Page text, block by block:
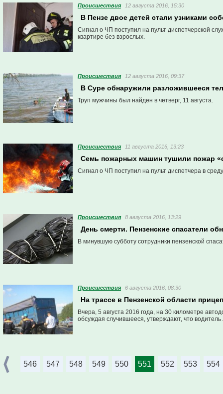
Проиcшествия 12 августа 2016, 15:30
В Пензе двое детей стали узниками
Сигнал о ЧП поступил на пульт диспетчерской
квартире без взрослых.
Проиcшествия 12 августа 2016, 09:37
В Суре обнаружили разложившееся
Труп мужчины был найден в четверг, 11 августа.
Проиcшествия 11 августа 2016, 13:23
Семь пожарных машин тушили пожар
Сигнал о ЧП поступил на пульт диспетчера в
Проиcшествия 8 августа 2016, 13:29
День смерти. Пензенские спасатели
В минувшую субботу сотрудники пензенской
Проиcшествия 6 августа 2016, 08:30
На трассе в Пензенской области
Вчера, 5 августа 2016 года, на 30 километре
обсуждая случившееся, утверждают, что
546 547 548 549 550 551 552 553 554